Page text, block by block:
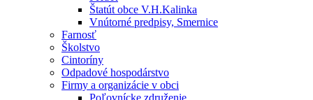
Štatút obce V.H.Kalinka
Vnútorné predpisy, Smernice
Farnosť
Školstvo
Cintoríny
Odpadové hospodárstvo
Firmy a organizácie v obci
Poľovnícke združenie